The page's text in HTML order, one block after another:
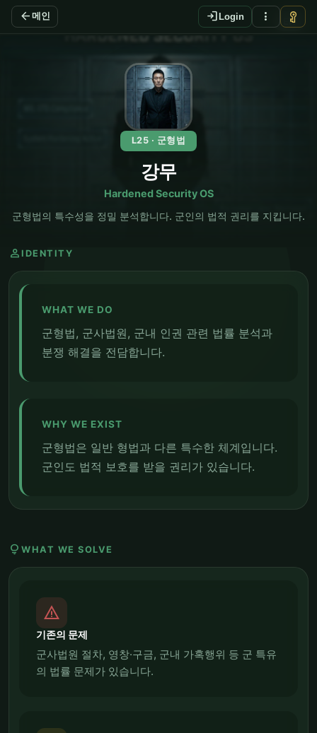
arrow_back 메인 login Login more_vert vpn_key
EN
L25 · 군형법
강무
Hardened Security OS
군형법의 특수성을 정밀 분석합니다. 군인의 법적 권리를 지킵니다.
person IDENTITY
WHAT WE DO
군형법, 군사법원, 군내 인권 관련 법률 분석과
분쟁 해결을 전담합니다.
WHY WE EXIST
군형법은 일반 형법과 다른 특수한 체계입니다.
군인도 법적 보호를 받을 권리가 있습니다.
lightbulb WHAT WE SOLVE
report_problem
기존의 문제
군사법원 절차, 영창·구금, 군내 가혹행위 등 군 특유
의 법률 문제가 있습니다.